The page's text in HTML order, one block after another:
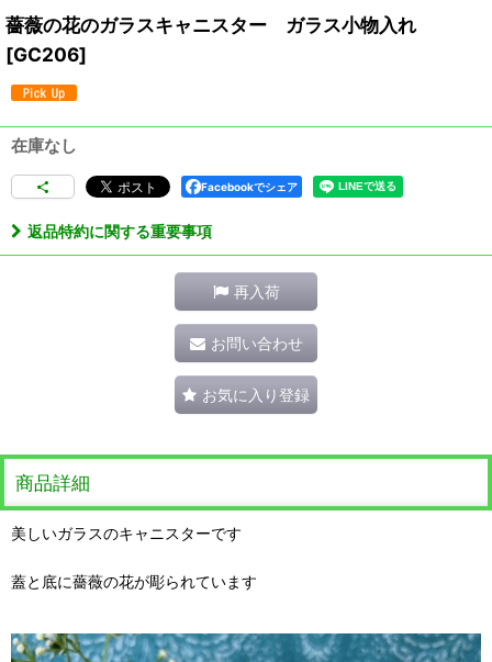
薔薇の花のガラスキャニスター ガラス小物入れ
[GC206]
在庫なし
Facebookでシェア
返品特約に関する重要事項
再入荷
お問い合わせ
お気に入り登録
商品詳細
美しいガラスのキャニスターです
蓋と底に薔薇の花が彫られています